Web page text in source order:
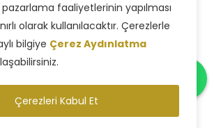
Abone ol
Concept - Tüm Hakları Saklıdır.
faaliyetlerinin yapılması
olarak kullanılacaktır. Çerezlerle
bilgiye Çerez Aydınlatma
Çerezleri Kabul Et